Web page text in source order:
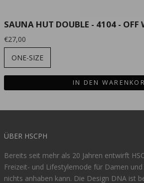
SAUNA HUT DOUBLE - 4104 - OFF
€27,00
ONE-SIZE
IN DEN
ÜBER HSCPH
Bereits seit mehr als 20 Jahren entwirft
Freizeit- und Lifestylemode für Damen
nichts anhaben kann. Die Design DNA ist